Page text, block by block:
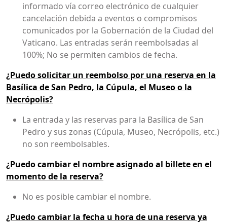
informado vía correo electrónico de cualquier
cancelación debida a eventos o compromisos
comunicados por la Gobernación de la Ciudad del
Vaticano. Las entradas serán reembolsadas al
100%; No se permiten cambios de fecha.
¿Puedo solicitar un reembolso por una reserva en la
Basílica de San Pedro, la Cúpula, el Museo o la
Necrópolis?
La entrada y las reservas para la Basílica de San
Pedro y sus zonas (Cúpula, Museo, Necrópolis, etc.)
no son reembolsables.
¿Puedo cambiar el nombre asignado al billete en el
momento de la reserva?
No es posible cambiar el nombre.
¿Puedo cambiar la fecha u hora de una reserva ya